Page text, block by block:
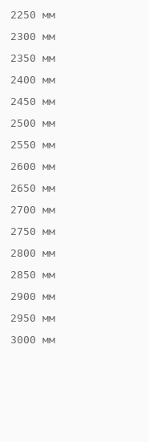
2250 мм
2300 мм
2350 мм
2400 мм
2450 мм
2500 мм
2550 мм
2600 мм
2650 мм
2700 мм
2750 мм
2800 мм
2850 мм
2900 мм
2950 мм
3000 мм